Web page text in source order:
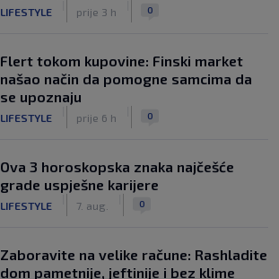
LIFESTYLE prije 3 h 0
Flert tokom kupovine: Finski market
našao način da pomogne samcima da
se upoznaju
LIFESTYLE prije 6 h 0
Ova 3 horoskopska znaka najčešće
grade uspješne karijere
LIFESTYLE 7. aug. 0
Zaboravite na velike račune: Rashladite
dom pametnije, jeftinije i bez klime